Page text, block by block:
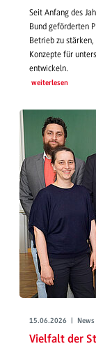
Seit Anfang des
Bund geförderten
Betrieb zu
Konzepte für
entwickeln.
weiterlesen
15.06.2026 | News
Vielfalt der